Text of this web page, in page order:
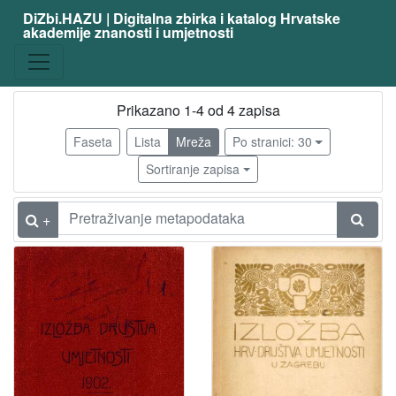
Vrsta
Osobe
Valdec, Rudolf
4
Auer, Robert
4
Bauer, Marija
4
Crnčić, Menci Clement
4
Preradović, Zora
4
Kovačević, Ferdo
4
DiZbi.HAZU | Digitalna zbirka i katalog Hrvatske
akademije znanosti i umjetnosti
Prikazano 1-4 od 4 zapisa
Faseta Lista Mreža
Po stranici: 30
Sortiranje zapisa
+